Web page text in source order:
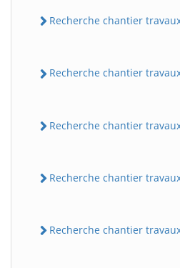
Recherche chantier travaux
Recherche chantier
Recherche chantier
Recherche chantier travaux
Recherche chantier travaux